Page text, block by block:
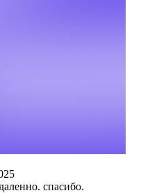
спасибо.